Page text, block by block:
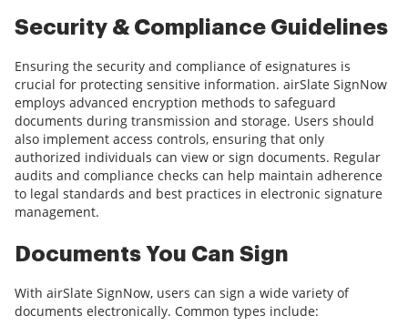
Security & Compliance Guidelines
Ensuring the security and compliance of esignatures is
crucial for protecting sensitive information. airSlate SignNow
employs advanced encryption methods to safeguard
documents during transmission and storage. Users should
also implement access controls, ensuring that only
authorized individuals can view or sign documents. Regular
audits and compliance checks can help maintain adherence
to legal standards and best practices in electronic signature
management.
Documents You Can Sign
With airSlate SignNow, users can sign a wide variety of
documents electronically. Common types include: